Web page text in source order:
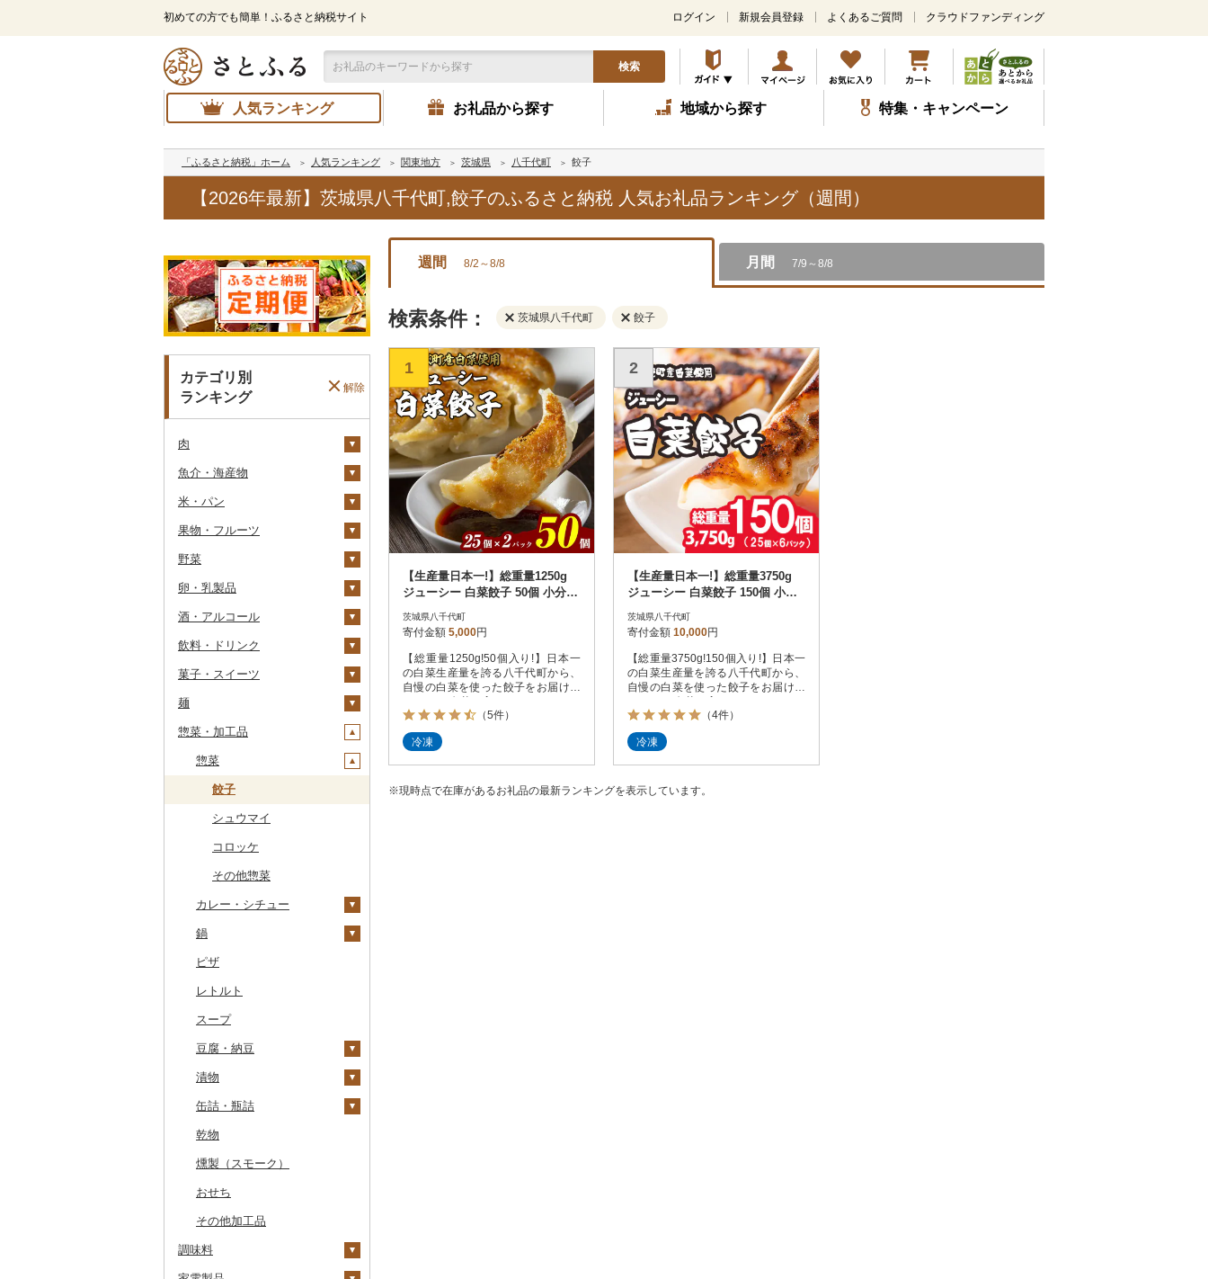
初めての方でも簡単！ふるさと納税サイト
メ
ン
コ
ン
テ
ツ
キ
ッ
プ
ログイン 新規会員登録 よくあるご質問 クラウドファンディング
検索
人気ランキング お礼品から探す 地域から探す 特集・キャンペーン
「ふるさと納税」ホーム 人気ランキング 関東地方 茨城県 八千代町 餃子
【2026年最新】茨城県八千代町,餃子のふるさと納税 人気お礼品ランキング（週間）
カテゴリ別
ランキング
解除
肉
牛肉（精肉）
ステーキ
すき焼き
焼肉
牛タン
和牛
黒毛和牛
仙台牛
米沢牛
山形牛
常陸牛
上州牛
飛騨牛
近江牛
但馬牛
土佐あかうし
佐賀牛
長崎和牛
あか牛
宮崎牛
その他牛肉（精肉）
牛肉（加工品）
ハンバーグ
ローストビーフ
ビーフジャーキー
その他牛肉（加工品）
豚肉（精肉）
すき焼き
しゃぶしゃぶ
焼肉
アグー豚
豚肉（加工品）
ハンバーグ
もつ鍋
ハム
ソーセージ・ウインナ
鶏肉
鶏肉（精肉）
ハム・ソーセージ
唐揚げ
水炊き
地鶏
赤鶏さつま
その他鶏肉
鹿肉
馬肉
羊肉・ラム肉（ジンギス
その他肉・加工品
魚介・海産物
カニ
ズワイガニ
毛ガニ
かにしゃぶ
その他カニ
エビ
ボタンエビ
伊勢海老
その他エビ
いくら
うに
明太子・たらこ
明太子
たらこ
その他魚卵
数の子
キャビア
その他魚卵
貝
鮑（アワビ）
牡蠣（カキ）
あさり
しじみ
サザエ
はまぐり
その他貝
鮮魚
鮭・サーモン
マグロ
イワシ
カツオ
金目鯛
クエ
サバ
さんま
鯛
のどぐろ
ふぐ
ブリ
ほっけ
その他鮮魚
イカ・タコ
イカ
タコ
海苔・海藻
海苔
わかめ
ひじき
その他海苔・海藻
干物
ししゃも
その他干物
その他魚介・加工品
しらす・ちりめん
かまぼこ・練り製品
米・パン
米
無洗米
玄米
金芽米
ゆめぴりか
コシヒカリ
はえぬき
さがびより
あきたこまち
ひとめぼれ
ミルキークィーン
ななつぼし
雑穀
餅
その他穀物加工品
パン
果物・フルーツ
ぶどう・マスカット
巨峰
ナガノパープル
ピオーネ
デラウェア
その他ぶどう・マスカ
いちご
りんご
もも
メロン
梨
和梨
洋梨・ラフランス
マンゴー
みかん・柑橘
みかん
レモン
不知火・デコポン
せとか
まどんな
ポンカン
その他柑橘
すいか
キウイ
柿（カキ）
ドライフルーツ
干し芋
その他ドライフルーツ
その他果物
びわ
ブルーベリー
パイナップル
栗
その他果物
野菜
いも
じゃがいも
さつまいも
その他いも
トマト
フルーツトマト
ミニトマト
玉ねぎ
ねぎ
根菜
人参
大根
自然薯
レンコン
にんにく・生姜
その他根菜
アスパラガス
きのこ
しいたけ
松茸
その他きのこ
その他野菜
山菜
かぼちゃ
レタス
その他野菜
卵・乳製品
卵
チーズ
ヨーグルト
バター
その他乳製品
酒・アルコール
ビール・発泡酒
ビール
地ビール・クラフトビ
日本酒
純米吟醸
大吟醸
吟醸
その他日本酒
芋焼酎
麦焼酎
米焼酎
黒糖焼酎
その他焼酎
梅酒
泡盛
ワイン
白ワイン
赤ワイン
シャンパン・スパーク
ウイスキー
リキュール・洋酒
甘酒
ノンアルコール
その他酒
飲料・ドリンク
水・ミネラルウォーター
飲料
コーヒー豆
粉
ドリップ
茶
飲料
茶葉・ティーバッグ
静岡茶
足柄茶
知覧茶
八女茶
果汁飲料
りんごジュース
みかんジュース（オレ
紅茶
飲料
茶葉・ティーバッグ
その他飲料・ジュース
野菜ジュース
炭酸飲料
豆乳
菓子・スイーツ
クッキー
焼き菓子
プリン
ゼリー
チョコレート
カステラ
アイス・ジェラート
その他洋菓子
煎餅・おかき
羊羹
饅頭
大福
その他和菓子
麺
ラーメン
うどん
そば
パスタ
ひやむぎ
そうめん
その他麺
惣菜・加工品
惣菜
餃子
シュウマイ
コロッケ
その他惣菜
カレー・シチュー
シチュー
鍋
肉
魚
その他鍋
ピザ
レトルト
スープ
豆腐・納豆
豆腐
納豆
漬物
梅干
キムチ
その他漬物
缶詰・瓶詰
肉
魚
果物
ジャム
その他缶詰・瓶詰
乾物
燻製（スモーク）
おせち
その他加工品
調味料
週間 8/2～8/8 月間 7/9～8/8
検索条件： 茨城県八千代町 餃子
1
【生産量日本一!】総重量1250g
ジューシー 白菜餃子 50個 小分け
25個×2パック
茨城県八千代町
寄付金額 5,000円
【総重量1250g!50個入り!】日本一
の白菜生産量を誇る八千代町から、
自慢の白菜を使った餃子をお届けい
重すぎずさっぱりとした味は、お子
様や女性の方にも大好評です。八千
代町産の白菜をはじめ、豚肉・野菜
と安心にこだわったジューシーな冷
（5件）
冷凍
2
【生産量日本一!】総重量3750g
ジューシー 白菜餃子 150個 小分
け 25個×6パック
茨城県八千代町
寄付金額 10,000円
【総重量3750g!150個入り!】日本一
の白菜生産量を誇る八千代町から、
自慢の白菜を使った餃子をお届けい
重すぎずさっぱりとした味は、お子
様や女性の方にも大好評です。八千
代町産の白菜をはじめ、豚肉・野菜
と安心にこだわったジューシーな冷
（4件）
冷凍
※現時点で在庫があるお礼品の最新ランキングを表示しています。